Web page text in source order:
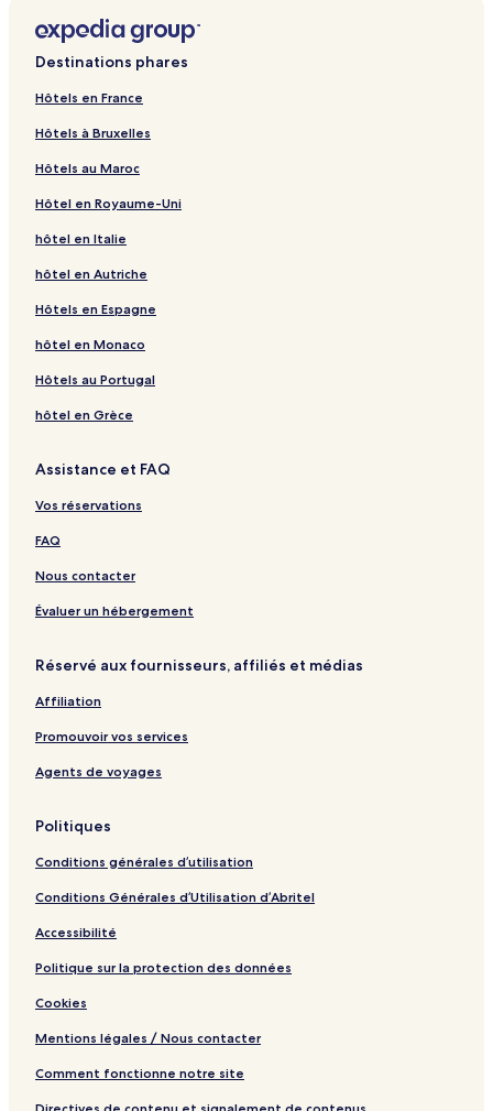
Destinations phares
Hôtels en France
Hôtels à Bruxelles
Hôtels au Maroc
Hôtel en Royaume-Uni
hôtel en Italie
hôtel en Autriche
Hôtels en Espagne
hôtel en Monaco
Hôtels au Portugal
hôtel en Grèce
Assistance et FAQ
Vos réservations
FAQ
Nous contacter
Évaluer un hébergement
Réservé aux fournisseurs, affiliés et médias
Affiliation
Promouvoir vos services
Agents de voyages
Politiques
Conditions générales d’utilisation
Conditions Générales d’Utilisation d’Abritel
Accessibilité
Politique sur la protection des données
Cookies
Mentions légales / Nous contacter
Comment fonctionne notre site